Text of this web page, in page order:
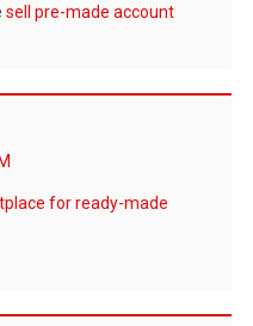
sell pre-made account
for ready-made